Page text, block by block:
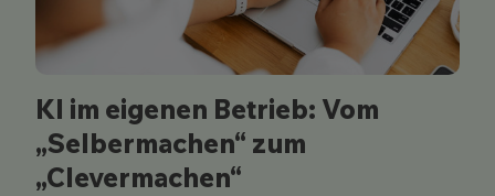
KI im eigenen Betrieb: Vom
„Selbermachen“ zum
„Clevermachen“